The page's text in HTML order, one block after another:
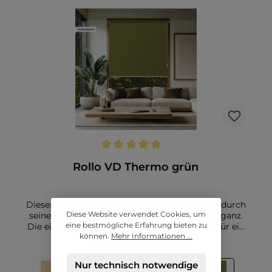
Aufheizung des Raumes reduziert. Dadurch bleibt
der Raum auch an warmen Tagen angenehm kühl,
während gleichzeitig die Privatsphäre gewahrt
wird.Dieser Plisseestoff ist preiswert und praktisch
für Ihre Fenster und zudem leicht zu pflegen. und
lässt sich mühelos reinigen. Dieser verdunkelnde
Plisseestoff ist die perfekte Wahl für alle, die eine
effektive Verdunkelung, Hitzeschutz und ein
modernes Design in einem Produkt vereinen
möchten.
Rollo VD Thermo grün
Dieser verdunkelnde P-110.15 in grün, besticht durch
seine hochwertige Struktur und schlichte Eleganz.
Die einfarbige Oberfläche in uni Farbe sorgt für ein
stilvolles und modernes Design, das sich in jede
Rückseite bietet nicht nur eine ansprechende Optik,
Diese Website verwendet Cookies, um
eine bestmögliche Erfahrung bieten zu
können. Mehr Informationen ...
Nur technisch notwendige